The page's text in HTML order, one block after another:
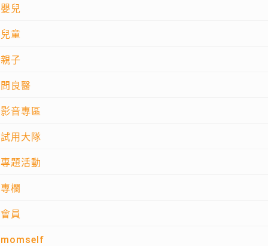
嬰兒
兒童
親子
問良醫
影音專區
試用大隊
專題活動
專欄
會員
momself